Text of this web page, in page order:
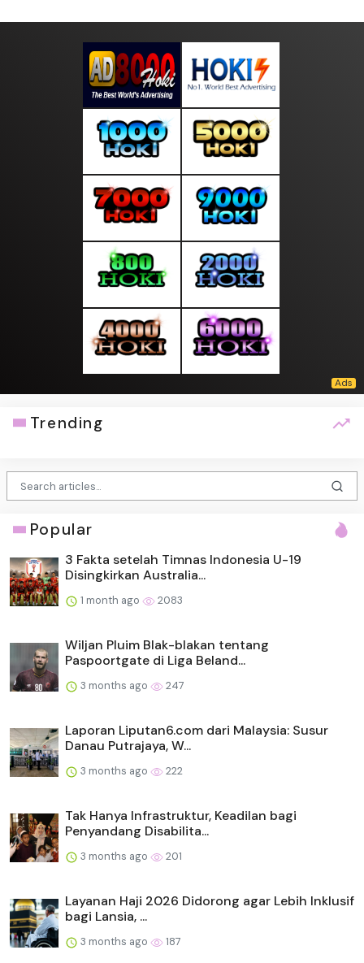
Trending
Popular
3 Fakta setelah Timnas Indonesia U-19
Disingkirkan Australia...
1 month ago 2083
Wiljan Pluim Blak-blakan tentang
Paspoortgate di Liga Beland...
3 months ago 247
Laporan Liputan6.com dari Malaysia: Susur
Danau Putrajaya, W...
3 months ago 222
Tak Hanya Infrastruktur, Keadilan bagi
Penyandang Disabilita...
3 months ago 201
Layanan Haji 2026 Didorong agar Lebih Inklusif
bagi Lansia, ...
3 months ago 187